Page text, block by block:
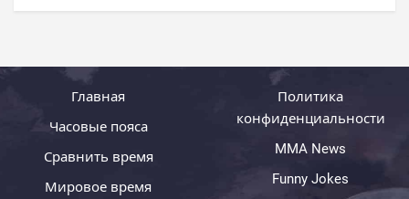
Главная
Часовые пояса
Сравнить время
Мировое время
Политика
конфиденциальности
MMA News
Funny Jokes